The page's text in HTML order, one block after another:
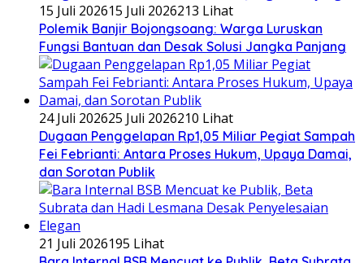
15 Juli 202615 Juli 2026213 Lihat
Polemik Banjir Bojongsoang: Warga Luruskan
Fungsi Bantuan dan Desak Solusi Jangka Panjang
24 Juli 202625 Juli 2026210 Lihat
Dugaan Penggelapan Rp1,05 Miliar Pegiat Sampah
Fei Febrianti: Antara Proses Hukum, Upaya Damai,
dan Sorotan Publik
21 Juli 2026195 Lihat